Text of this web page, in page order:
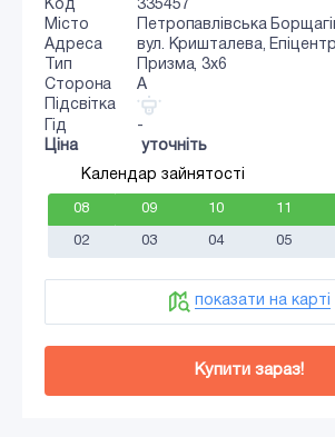
Код
335457
Місто
Петропавлівська
Адреса
вул. Кришталева, Епіцентр
Тип
Призма, 3x6
Сторона
A
Підсвітка
Гід
-
Ціна
уточніть
Календар зайнятості
08 09 10 11
02 03 04 05
показати на карті
Купити зараз!